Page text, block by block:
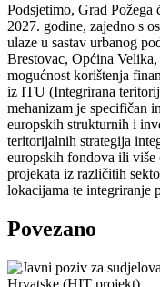
Podsjetimo, Grad
2027. godine, zajedno s
ulaze u sastav urbanog
Brestovac, Općina
mogućnost korištenja
iz ITU (Integrirana
mehanizam je specifičan
europskih strukturnih i
teritorijalnih strategija
europskih fondova ili više
projekata iz različitih
lokacijama te integriranje
Povezano